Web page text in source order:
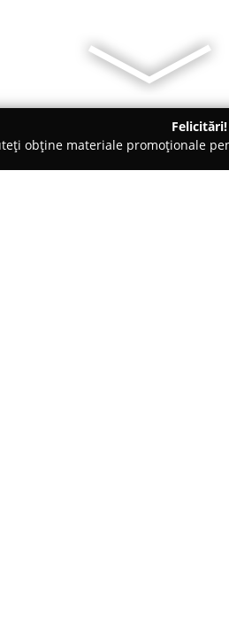
Felicitări!
obține materiale promoționale